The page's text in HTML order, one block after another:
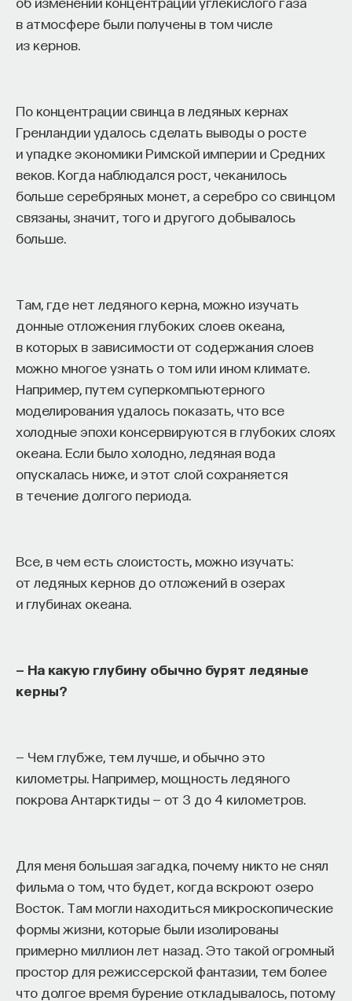
в атмосфере были получены в том числе
из кернов.
По концентрации свинца в ледяных кернах
Гренландии удалось сделать выводы о росте
и упадке экономики Римской империи и Средних
веков. Когда наблюдался рост, чеканилось
больше серебряных монет, а серебро со свинцом
связаны, значит, того и другого добывалось
больше.
Там, где нет ледяного керна, можно изучать
донные отложения глубоких слоев океана,
в которых в зависимости от содержания слоев
можно многое узнать о том или ином климате.
Например, путем суперкомпьютерного
моделирования удалось показать, что все
холодные эпохи консервируются в глубоких слоях
океана. Если было холодно, ледяная вода
опускалась ниже, и этот слой сохраняется
в течение долгого периода.
Все, в чем есть слоистость, можно изучать:
от ледяных кернов до отложений в озерах
и глубинах океана.
— На какую глубину обычно бурят ледяные
керны?
— Чем глубже, тем лучше, и обычно это
километры. Например, мощность ледяного
покрова Антарктиды — от 3 до 4 километров.
Для меня большая загадка, почему никто не снял
фильма о том, что будет, когда вскроют озеро
Восток. Там могли находиться микроскопические
формы жизни, которые были изолированы
примерно миллион лет назад. Это такой огромный
простор для режиссерской фантазии, тем более
что долгое время бурение откладывалось, потому